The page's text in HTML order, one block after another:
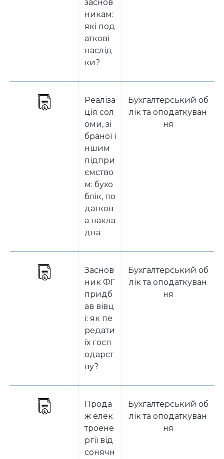
заснов
никам:
які под
аткові
наслід
ки?
Реаліза
ція сол
оми, зі
браної і
ншим
підпри
ємство
м: бухо
блік, по
датков
а накла
дна
Бухгалтерський об
лік та оподаткуван
ня
Заснов
ник ФГ
придб
ав вівц
і: як пе
редати
їх госп
одарст
ву?
Бухгалтерський об
лік та оподаткуван
ня
Прода
ж елек
троене
ргії від
сонячн
Бухгалтерський об
лік та оподаткуван
ня